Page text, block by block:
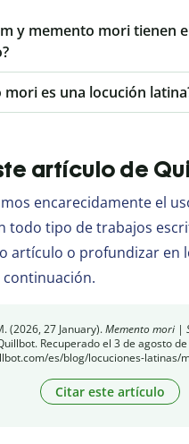
y memento mori tienen
mori es una locución
artículo de
encarecidamente el
todo tipo de trabajos
artículo o profundizar en
continuación.
(2026, 27 January).Memento mori |
Recuperado el 3 de agosto
es/blog/locuciones-latinas/
Citar este artículo